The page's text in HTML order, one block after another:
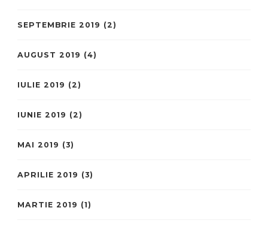
SEPTEMBRIE 2019 (2)
AUGUST 2019 (4)
IULIE 2019 (2)
IUNIE 2019 (2)
MAI 2019 (3)
APRILIE 2019 (3)
MARTIE 2019 (1)